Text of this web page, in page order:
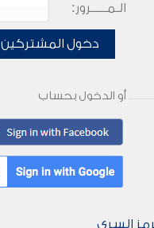
الـمـــــرور:
دخول المشتركين
أو الدخول بحساب
السري